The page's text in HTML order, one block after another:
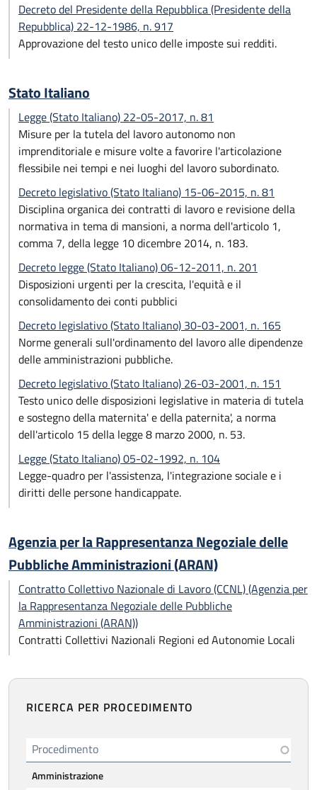
Decreto del Presidente della Repubblica (Presidente della
Repubblica) 22-12-1986, n. 917
Approvazione del testo unico delle imposte sui redditi.
Stato Italiano
Legge (Stato Italiano) 22-05-2017, n. 81
Misure per la tutela del lavoro autonomo non
imprenditoriale e misure volte a favorire l'articolazione
flessibile nei tempi e nei luoghi del lavoro subordinato.
Decreto legislativo (Stato Italiano) 15-06-2015, n. 81
Disciplina organica dei contratti di lavoro e revisione della
normativa in tema di mansioni, a norma dell'articolo 1,
comma 7, della legge 10 dicembre 2014, n. 183.
Decreto legge (Stato Italiano) 06-12-2011, n. 201
Disposizioni urgenti per la crescita, l'equità e il
consolidamento dei conti pubblici
Decreto legislativo (Stato Italiano) 30-03-2001, n. 165
Norme generali sull'ordinamento del lavoro alle dipendenze
delle amministrazioni pubbliche.
Decreto legislativo (Stato Italiano) 26-03-2001, n. 151
Testo unico delle disposizioni legislative in materia di tutela
e sostegno della maternita' e della paternita', a norma
dell'articolo 15 della legge 8 marzo 2000, n. 53.
Legge (Stato Italiano) 05-02-1992, n. 104
Legge-quadro per l'assistenza, l'integrazione sociale e i
diritti delle persone handicappate.
Agenzia per la Rappresentanza Negoziale delle
Pubbliche Amministrazioni (ARAN)
Contratto Collettivo Nazionale di Lavoro (CCNL) (Agenzia per
la Rappresentanza Negoziale delle Pubbliche
Amministrazioni (ARAN))
Contratti Collettivi Nazionali Regioni ed Autonomie Locali
RICERCA PER PROCEDIMENTO
Procedimento
Amministrazione